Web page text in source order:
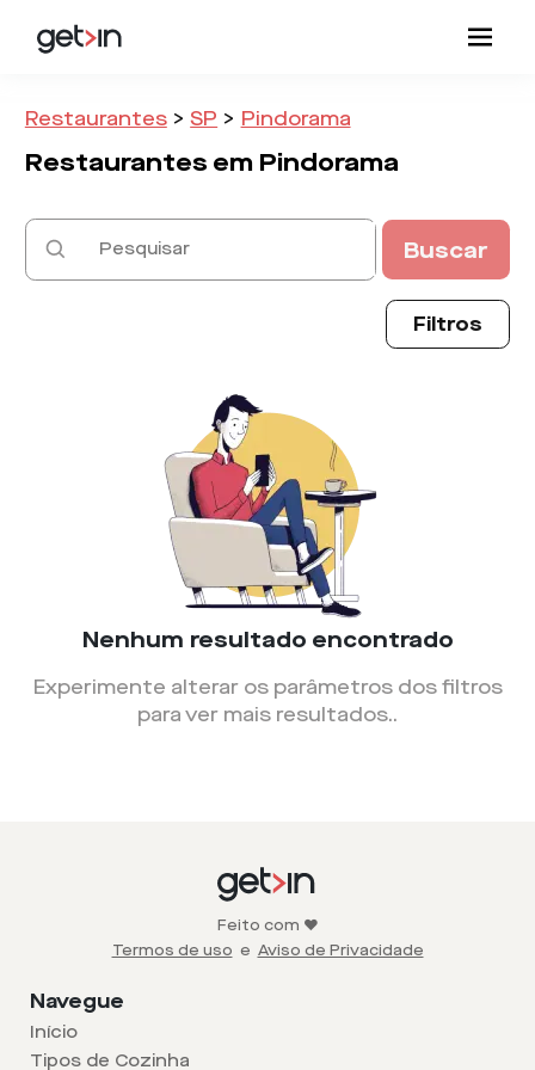
Restaurantes > SP > Pindorama
Restaurantes em Pindorama
Buscar
Filtros
Nenhum resultado encontrado
Experimente alterar os parâmetros dos filtros
para ver mais resultados..
Feito com ❤️
Termos de uso e Aviso de Privacidade
Navegue
Início
Tipos de Cozinha